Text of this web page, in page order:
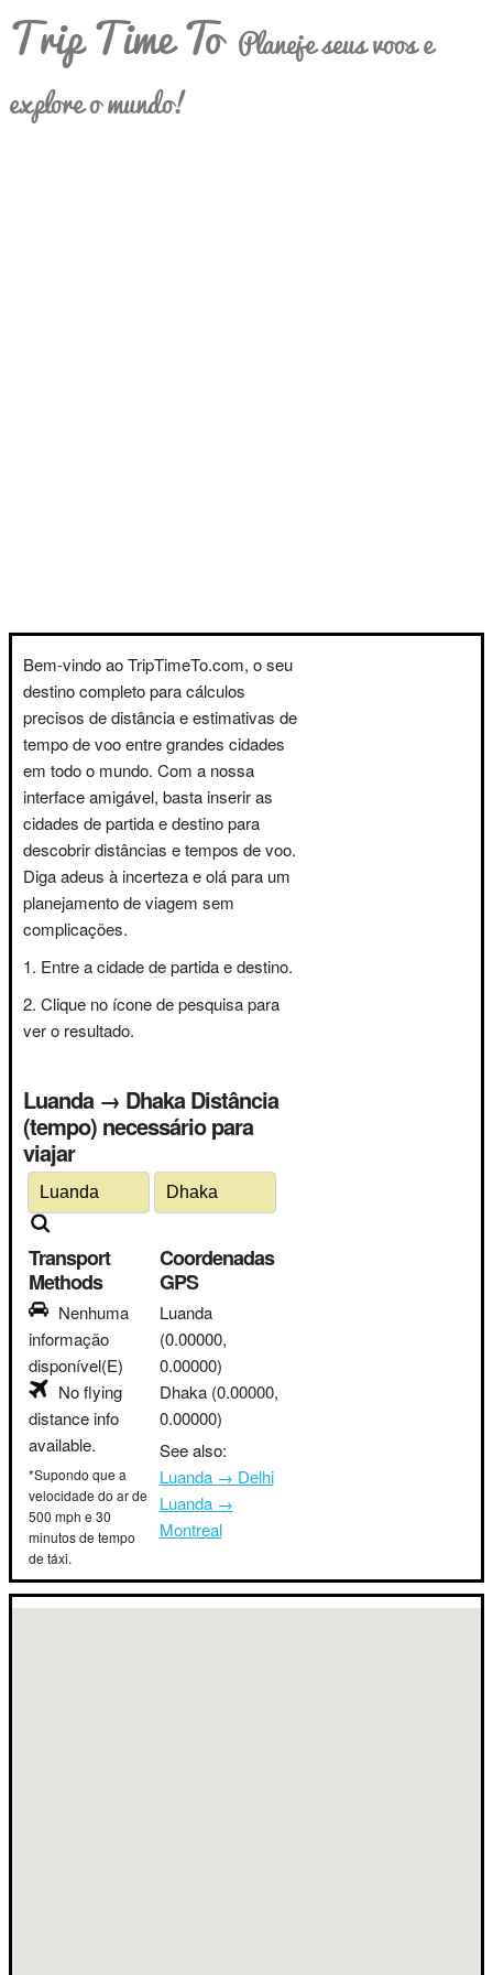
Trip Time To Planeje seus voos e
explore o mundo!
Bem-vindo ao TripTimeTo.com, o seu
destino completo para cálculos
precisos de distância e estimativas de
tempo de voo entre grandes cidades
em todo o mundo. Com a nossa
interface amigável, basta inserir as
cidades de partida e destino para
descobrir distâncias e tempos de voo.
Diga adeus à incerteza e olá para um
planejamento de viagem sem
complicações.
Entre a cidade de partida e destino.
Clique no ícone de pesquisa para
ver o resultado.
Luanda → Dhaka Distância
(tempo) necessário para
viajar
Transport
Methods
Nenhuma
informação
disponível(E)
No flying
distance info
available.
*Supondo que a
velocidade do ar de
500 mph e 30
minutos de tempo
de táxi.
Coordenadas
GPS
Luanda
(0.00000,
0.00000)
Dhaka (0.00000,
0.00000)
See also:
Luanda → Delhi
Luanda →
Montreal